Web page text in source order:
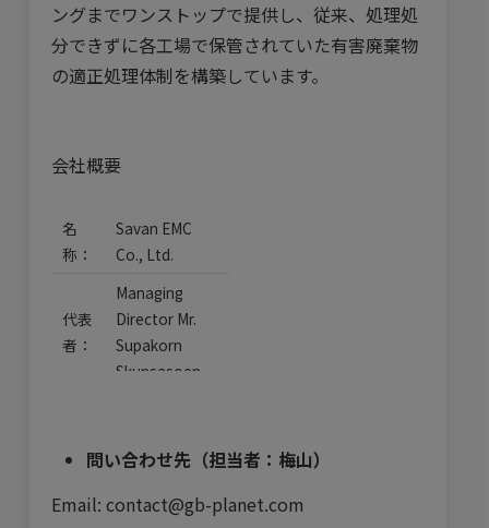
ングまでワンストップで提供し、従来、処理処
分できずに各工場で保管されていた有害廃棄物
の適正処理体制を構築しています。
会社概要
名
称：
Savan EMC
Co., Ltd.
代表
者：
Managing
Director Mr.
Supakorn
Skunsasoen
地：
Special
zone,
問い合わせ先（担当者：梅山）
Email: contact@gb-planet.com